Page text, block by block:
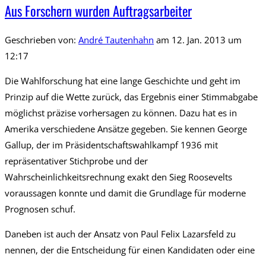
Aus Forschern wurden Auftragsarbeiter
Geschrieben von: André Tautenhahn am 12. Jan. 2013 um
12:17
Die Wahlforschung hat eine lange Geschichte und geht im
Prinzip auf die Wette zurück, das Ergebnis einer Stimmabgabe
möglichst präzise vorhersagen zu können. Dazu hat es in
Amerika verschiedene Ansätze gegeben. Sie kennen George
Gallup, der im Präsidentschaftswahlkampf 1936 mit
repräsentativer Stichprobe und der
Wahrscheinlichkeitsrechnung exakt den Sieg Roosevelts
voraussagen konnte und damit die Grundlage für moderne
Prognosen schuf.
Daneben ist auch der Ansatz von Paul Felix Lazarsfeld zu
nennen, der die Entscheidung für einen Kandidaten oder eine